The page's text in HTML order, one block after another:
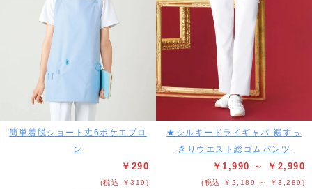
簡単着脱ショート丈6ポケエプロ
ン
￥290
(税込 ￥319)
★シルキードライギャバ 裾すっ
きりウエスト総ゴムパンツ
￥1,990 ～ ￥2,990
(税込 ￥2,189 ～ ￥3,289)